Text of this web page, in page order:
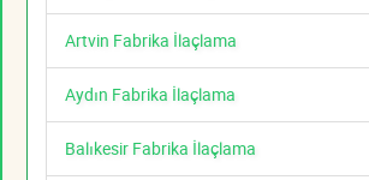
Artvin Fabrika İlaçlama
Aydın Fabrika İlaçlama
Balıkesir Fabrika İlaçlama